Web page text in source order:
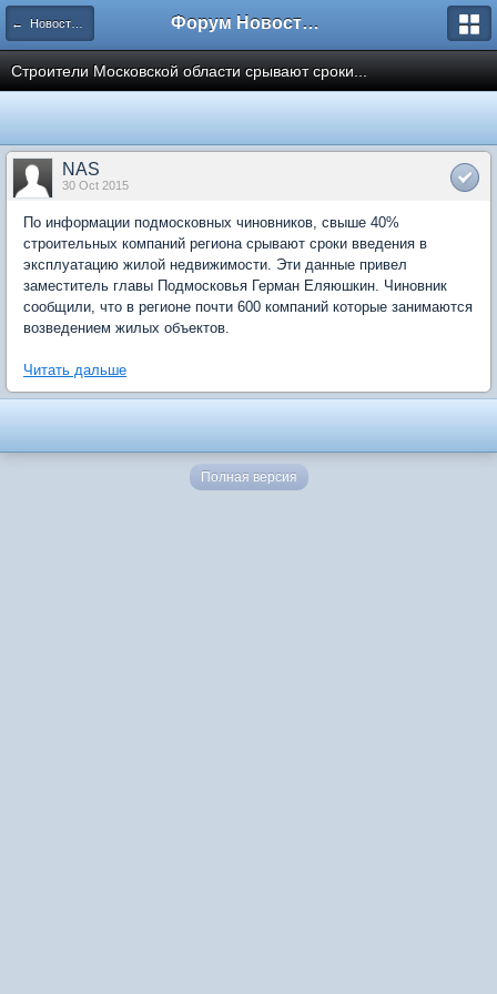
← Новости рынка недвижимости Форум Новостройки
Строители Московской области срывают сроки...
NAS
30 Oct 2015
По информации подмосковных чиновников, свыше 40%
строительных компаний региона срывают сроки введения в
эксплуатацию жилой недвижимости. Эти данные привел
заместитель главы Подмосковья Герман Еляюшкин. Чиновник
сообщили, что в регионе почти 600 компаний которые занимаются
возведением жилых объектов.
Читать дальше
Полная версия